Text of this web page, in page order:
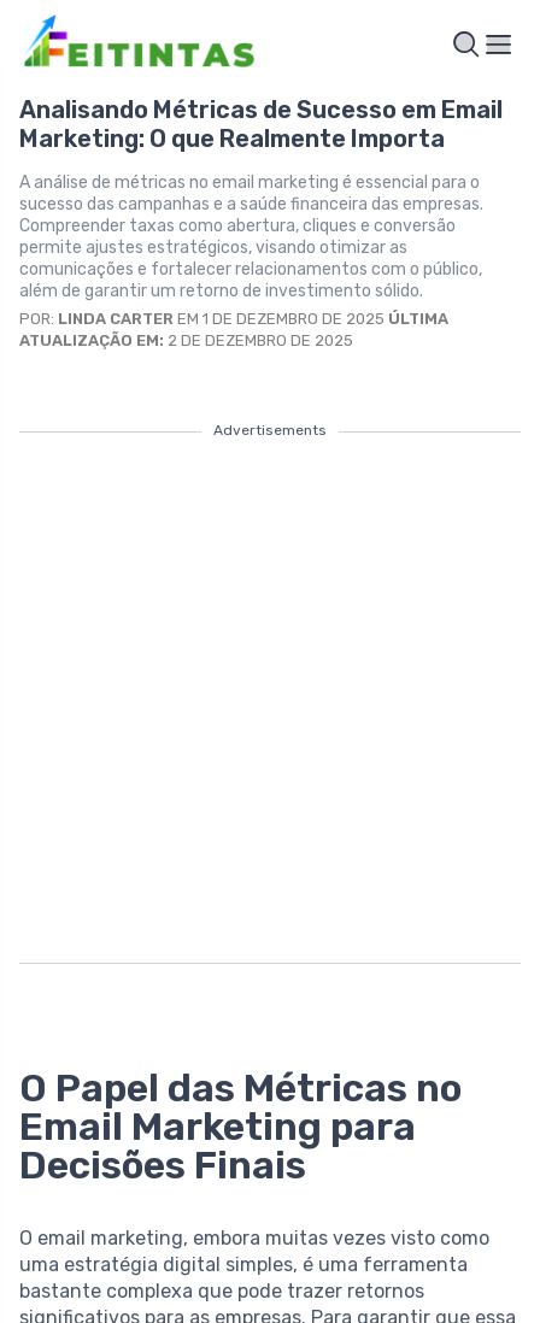
Analisando Métricas de Sucesso em Email
Marketing: O que Realmente Importa
A análise de métricas no email marketing é essencial para o
sucesso das campanhas e a saúde financeira das empresas.
Compreender taxas como abertura, cliques e conversão
permite ajustes estratégicos, visando otimizar as
comunicações e fortalecer relacionamentos com o público,
além de garantir um retorno de investimento sólido.
POR: LINDA CARTER EM 1 DE DEZEMBRO DE 2025 ÚLTIMA
ATUALIZAÇÃO EM: 2 DE DEZEMBRO DE 2025
Advertisements
O Papel das Métricas no
Email Marketing para
Decisões Finais
O email marketing, embora muitas vezes visto como
uma estratégia digital simples, é uma ferramenta
bastante complexa que pode trazer retornos
significativos para as empresas. Para garantir que essa